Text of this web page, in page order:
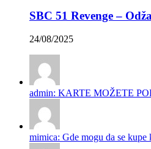
SBC 51 Revenge –
24/08/2025
admin: KARTE MOŽETE
mimica: Gde mogu da se kupe